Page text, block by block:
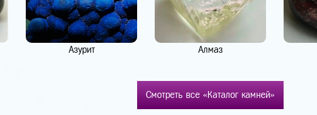
Азурит Алмаз
Смотреть все «Каталог камней»